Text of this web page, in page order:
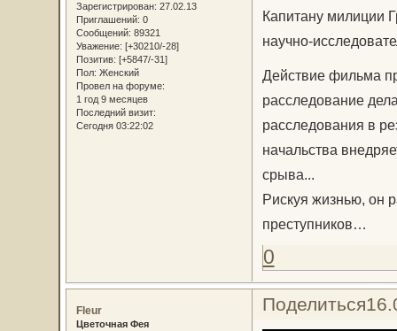
Зарегистрирован: 27.02.13
Приглашений: 0
Сообщений: 89321
Уважение: [+30210/-28]
Позитив: [+5847/-31]
Пол: Женский
Провел на форуме:
1 год 9 месяцев
Последний визит:
Сегодня 03:22:02
Капитану милиции
научно-
Действие фильма
расследование
расследования в
начальства
срыва...
Рискуя жизнью, он
преступников…
0
Поделиться
Fleur
Цветочная Фея